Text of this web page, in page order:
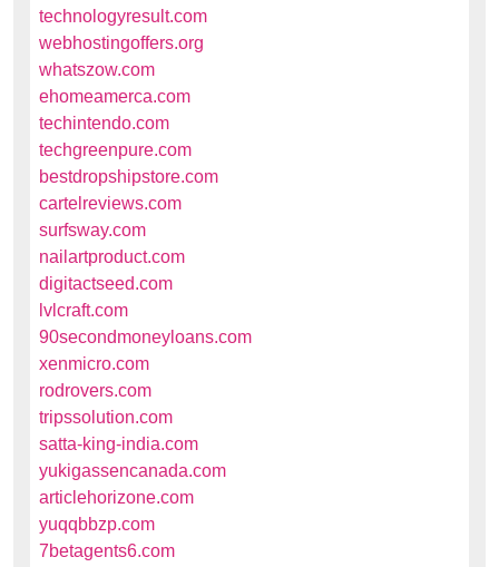
technologyresult.com
webhostingoffers.org
whatszow.com
ehomeamerca.com
techintendo.com
techgreenpure.com
bestdropshipstore.com
cartelreviews.com
surfsway.com
nailartproduct.com
digitactseed.com
lvlcraft.com
90secondmoneyloans.com
xenmicro.com
rodrovers.com
tripssolution.com
satta-king-india.com
yukigassencanada.com
articlehorizone.com
yuqqbbzp.com
7betagents6.com